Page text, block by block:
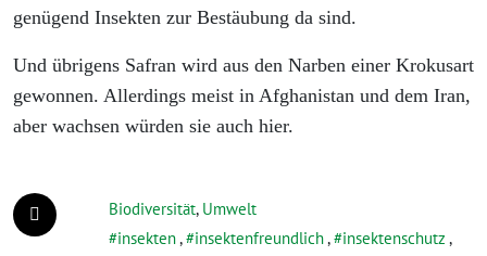
genügend Insekten zur Bestäubung da sind.
Und übrigens Safran wird aus den Narben einer Krokusart
gewonnen. Allerdings meist in Afghanistan und dem Iran,
aber wachsen würden sie auch hier.
Biodiversität, Umwelt
insekten, insektenfreundlich, insektenschutz ,